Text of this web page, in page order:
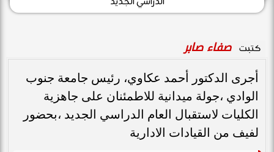
كتبت صفاء صابر
أجرى الدكتور أحمد عكاوي، رئيس جامعة جنوب
الوادي ،جولة ميدانية للاطمئنان على جاهزية
الكليات لاستقبال العام الدراسي الجديد ،بحضور
لفيف من القيادات الادارية